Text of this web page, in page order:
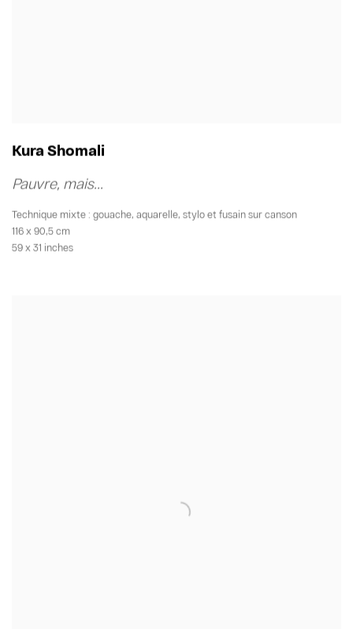
Kura Shomali
Pauvre, mais...
Technique mixte : gouache, aquarelle, stylo et fusain sur canson
116 x 90,5 cm
59 x 31 inches